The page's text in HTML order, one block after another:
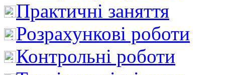
Практичні заняття
Розрахункові роботи
Контрольні роботи